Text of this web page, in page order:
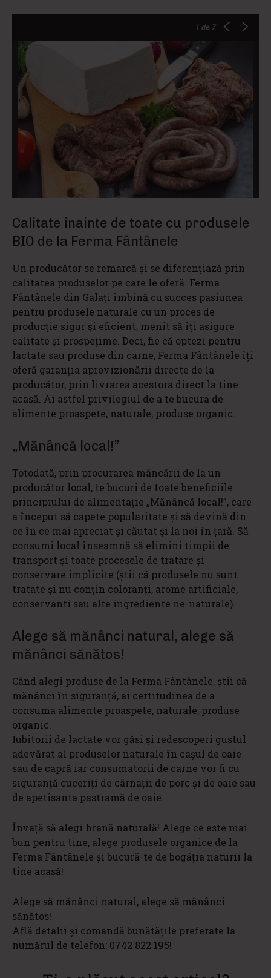
1 de 7
Calitate înainte de toate cu produsele
BIO de la Ferma Fântânele
Un producător se remarcă și se diferențiază prin
calitatea produselor pe care le oferă. Ferma
Fântânele din Galați îmbină cu succes pasiunea
pentru produsele naturale cu un proces de
producție sigur și eficient, menit să îți asigure
calitate și prospețime. Deci, fie că optezi pentru
lactate sau produse din carne, Ferma Fântânele îți
oferă garanția aprovizionării directe de la
producător, prin livrarea acestora direct la tine
acasă. Ai astfel privilegiul de a te bucura de
alimente proaspete, naturale, produse organic.
„Mănâncă local!”
Totodată, prin procurarea mâncării de la un
producător local, te bucuri de toate beneficiile
principiului de alimentație „Mănâncă local!”, care
a început să capete popularitate și să devină din
ce în ce mai apreciat și căutat și la noi în țară. Să
consumi local înseamnă să elimini timpii de
transport și toate procesele de tratare și
conservare implicite (știi că produsele nu sunt
tratate și nu conțin coloranți, arome artificiale,
conservanti sau alte ingrediente ne-naturale).
Alege să mănânci natural, alege să
mănânci sănătos!
Când alegi produse de la Ferma Fântânele, știi că
mănânci în siguranță, ai certitudinea de a
consuma alimente proaspete, naturale, produse
organic.
Iubitorii de lactate vor găsi și redescoperi gustul
adevărat al produselor naturale în cașul de oaie
sau de capră iar consumatorii de carne vor fi cu
siguranță cuceriți de cârnații de porc și de oaie sau
de apetisanta pastramă de oaie.
Învață să alegi hrană naturală! Alege ce este mai
bun pentru tine, alege produsele organice de la
Ferma Fântânele și bucură-te de bogăția naturii la
tine acasă!
Alege să mănânci natural, alege să mănânci
sănătos!
Află detalii și comandă bunătățile preferate la
numărul de telefon: 0742 822 195!